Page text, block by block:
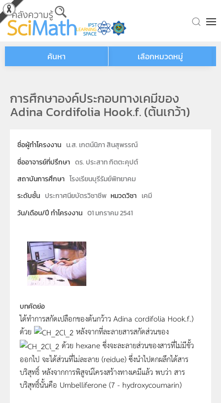
Skip to main content
ค้นหา เลือกหมวดหมู่
การศึกษาองค์ประกอบทางเคมีของ
Adina Cordifolia Hook.f. (ต้นเกว้า)
ชื่อผู้ทำโครงงาน น.ส. เกตน์นิภา สินสุพรรณ์
ชื่ออาจารย์ที่ปรึกษา ดร. ประสาท กิตตะคุปต์
สถาบันการศึกษา โรงเรียนบุรีรัมย์พิทยาคม
ระดับชั้น ประกาศนียบัตรวิชาชีพ หมวดวิชา เคมี
วัน/เดือน/ปี ทำโครงงาน 01 มกราคม 2541
บทคัดย่อ
ได้ทำการสกัดเปลือกของต้นกว้าว Adina cordifolia Hook.f.)
ด้วย
หลังจากที่ละลายสารสกัดส่วนของ
ด้วย hexane ซึ่งจะละลายส่วนของสารที่ไม่มีขั้ว
ออกไป จะได้ส่วนที่ไม่ละลาย (reidue) ซึ่งนำไปตกผลึกได้สาร
บริสุทธิ์ หลังจากการพิสูจน์โครงสร้างทางเคมีแล้ว พบว่า สาร
บริสุทธิ์นั้นคือ Umbelliferone (7 - hydroxycoumarin)